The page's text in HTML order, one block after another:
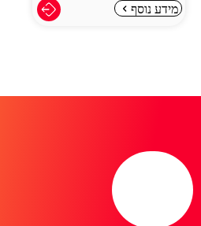
מידע נוסף